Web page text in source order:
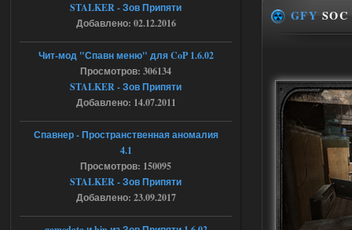
GFY
Объединенный Пак 2 + OGSR +
STCoP WP 3.4
andreyforest1993
вот ещё этот же трелер с
вашего сайта, https://stalker-
mods.su/news/op_2_ogsr_stcop_wp_3_4
_trejler_2022/2022-11-30-6818
Объединенный Пак 2 + OGSR +
STCoP WP 3.4
andreyforest1993
STALKER - Зов Припяти
Добавлено: 02.12.2016
Чит-мод "Спавн меню" для CoP 1.6.02
Просмотров: 306134
STALKER - Зов Припяти
Добавлено: 14.07.2011
Спавнер - Пространственная аномалия
4.1
Просмотров: 150095
STALKER - Зов Припяти
Добавлено: 23.09.2017